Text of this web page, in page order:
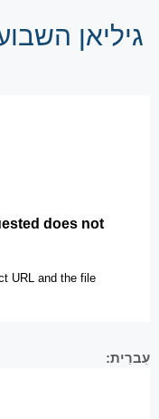
גיליאן
עִברִית: